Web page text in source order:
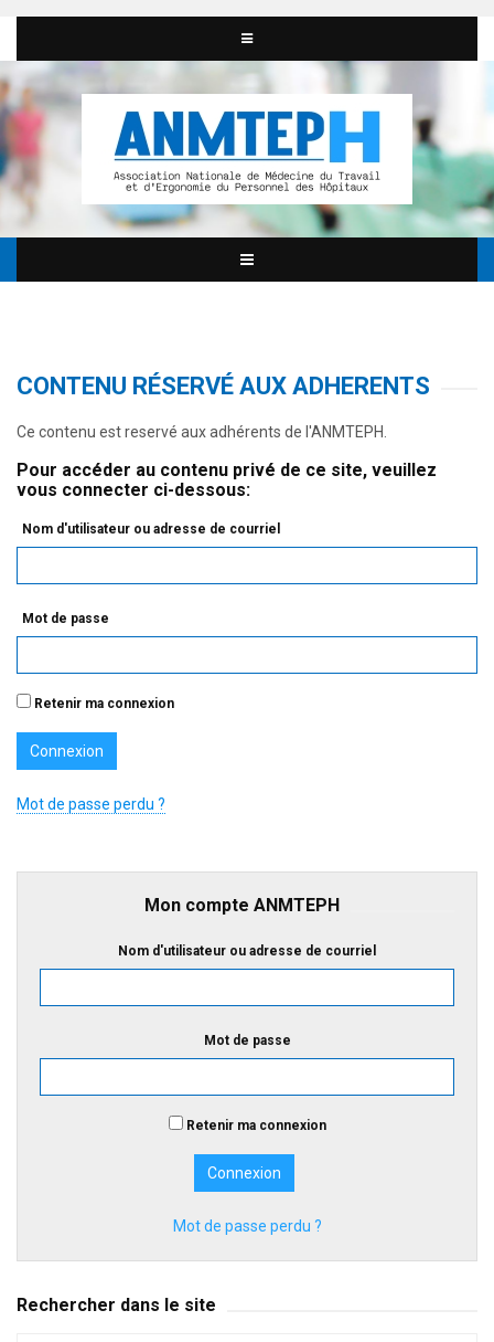
CONTENU RÉSERVÉ AUX ADHERENTS
Ce contenu est reservé aux adhérents de l'ANMTEPH.
Pour accéder au contenu privé de ce site, veuillez
vous connecter ci-dessous:
Nom d'utilisateur ou adresse de courriel
Mot de passe
Retenir ma connexion
Mot de passe perdu ?
Mon compte ANMTEPH
Nom d'utilisateur ou adresse de courriel
Mot de passe
Retenir ma connexion
Mot de passe perdu ?
Rechercher dans le site